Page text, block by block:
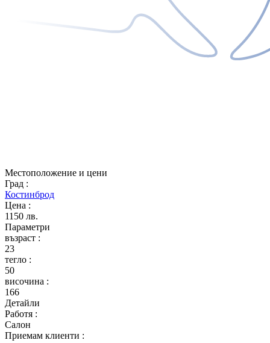
Местоположение и цени
Град :
Костинброд
Цена :
1150 лв.
Параметри
възраст :
23
тегло :
50
височина :
166
Детайли
Работя :
Салон
Приемам клиенти :